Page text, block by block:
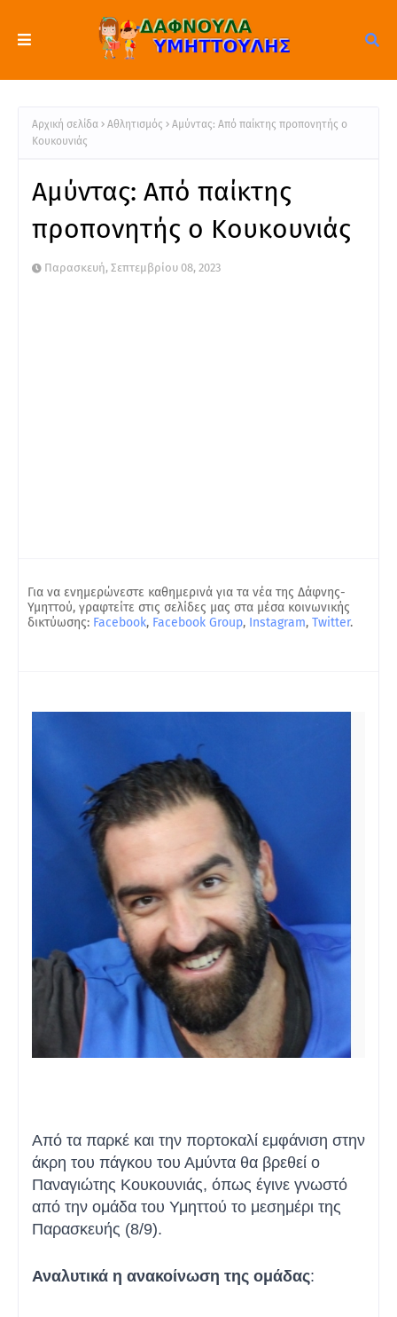
Αρχική σελίδα Αθλητισμός
Αμύντας: Από παίκτης προπονητής ο
Κουκουνιάς
Αμύντας: Από παίκτης
προπονητής ο Κουκουνιάς
Παρασκευή, Σεπτεμβρίου 08, 2023
Για να ενημερώνεστε καθημερινά για τα νέα της Δάφνης-
Υμηττού, γραφτείτε στις σελίδες μας στα μέσα κοινωνικής
δικτύωσης: Facebook, Facebook Group, Instagram, Twitter.
Από τα παρκέ και την πορτοκαλί εμφάνιση στην
άκρη του πάγκου του Αμύντα θα βρεθεί ο
Παναγιώτης Κουκουνιάς, όπως έγινε γνωστό
από την ομάδα του Υμηττού το μεσημέρι της
Παρασκευής (8/9).
Αναλυτικά η ανακοίνωση της ομάδας: